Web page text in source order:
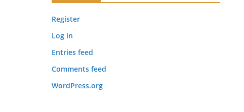
Register
Log in
Entries feed
Comments feed
WordPress.org